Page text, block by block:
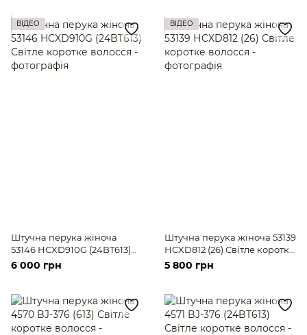
ВІДЕО
Штучна перука жіноча
53146 HCXD910G (24BT613)
Світле коротке волосся
6 000 грн
ВІДЕО
Штучна перука жіноча 53139
НCXD812 (26) Світле коротке
волосся
5 800 грн